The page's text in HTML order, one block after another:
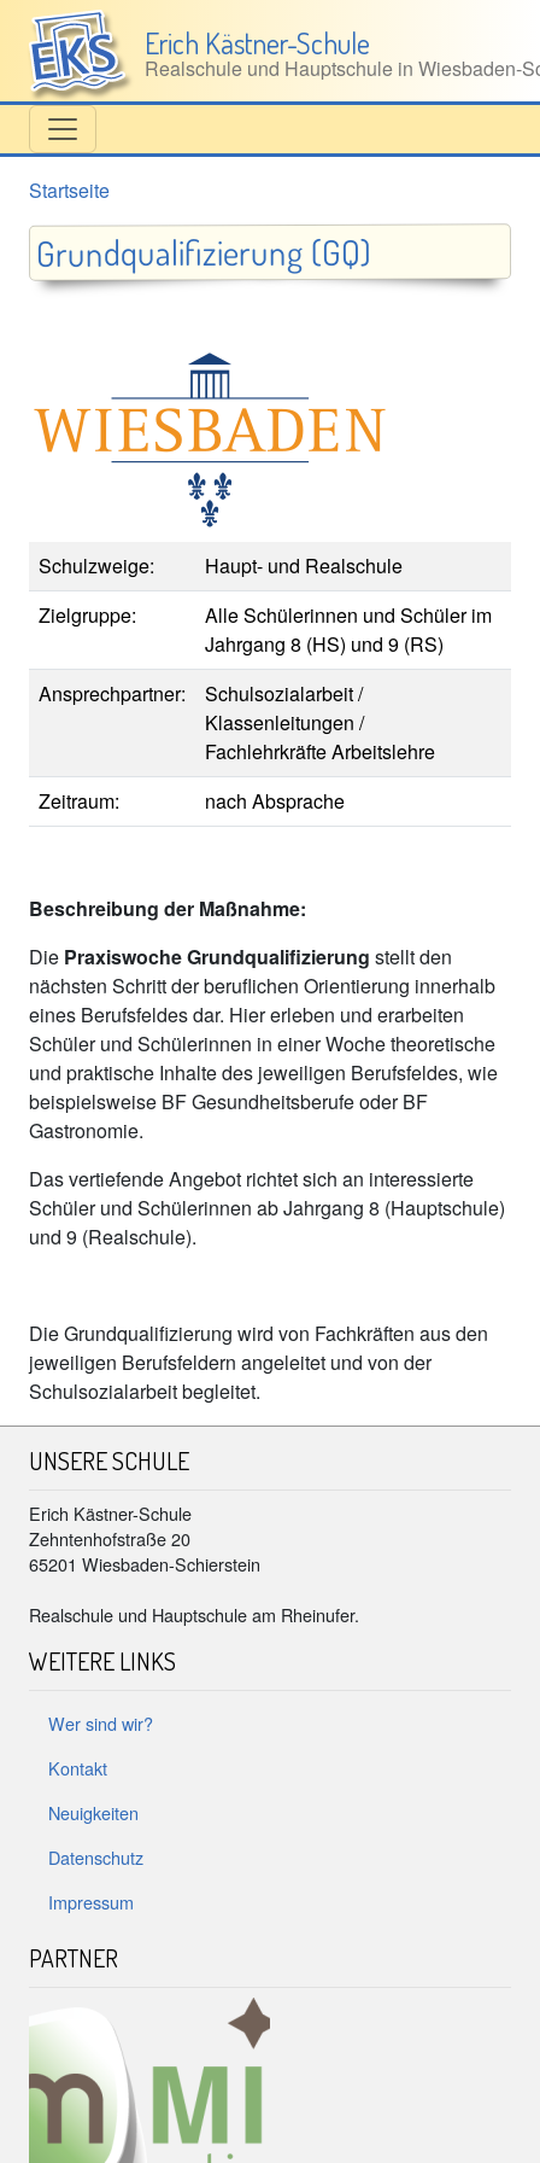
Direkt zum Inhalt
Erich Kästner-Schule
Realschule und Hauptschule in
Startseite
Grundqualifizierung (GQ)
Schulzweige:
Haupt- und Realschule
Zielgruppe:
Alle Schülerinnen und Schüler im
Jahrgang 8 (HS) und 9 (RS)
Ansprechpartner:
Schulsozialarbeit /
Klassenleitungen /
Fachlehrkräfte Arbeitslehre
Zeitraum:
nach Absprache
Beschreibung der Maßnahme:
Die Praxiswoche Grundqualifizierung stellt den
nächsten Schritt der beruflichen Orientierung innerhalb
eines Berufsfeldes dar. Hier erleben und erarbeiten
Schüler und Schülerinnen in einer Woche theoretische
und praktische Inhalte des jeweiligen Berufsfeldes, wie
beispielsweise BF Gesundheitsberufe oder BF
Gastronomie.
Das vertiefende Angebot richtet sich an interessierte
Schüler und Schülerinnen ab Jahrgang 8 (Hauptschule)
und 9 (Realschule).
Die Grundqualifizierung wird von Fachkräften aus den
jeweiligen Berufsfeldern angeleitet und von der
Schulsozialarbeit begleitet.
UNSERE SCHULE
Erich Kästner-Schule
Zehntenhofstraße 20
65201 Wiesbaden-Schierstein
Realschule und Hauptschule am Rheinufer.
WEITERE LINKS
Wer sind wir?
Kontakt
Neuigkeiten
Datenschutz
Impressum
PARTNER